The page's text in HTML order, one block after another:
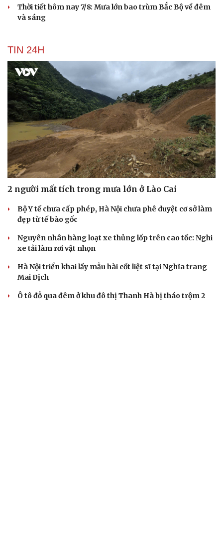
Thời tiết hôm nay 7/8: Mưa lớn bao trùm Bắc Bộ về đêm
và sáng
TIN 24H
2 người mất tích trong mưa lớn ở Lào Cai
Bộ Y tế chưa cấp phép, Hà Nội chưa phê duyệt cơ sở làm
đẹp từ tế bào gốc
Nguyên nhân hàng loạt xe thủng lốp trên cao tốc: Nghi
xe tải làm rơi vật nhọn
Hà Nội triển khai lấy mẫu hài cốt liệt sĩ tại Nghĩa trang
Mai Dịch
Ô tô đỗ qua đêm ở khu đô thị Thanh Hà bị tháo trộm 2